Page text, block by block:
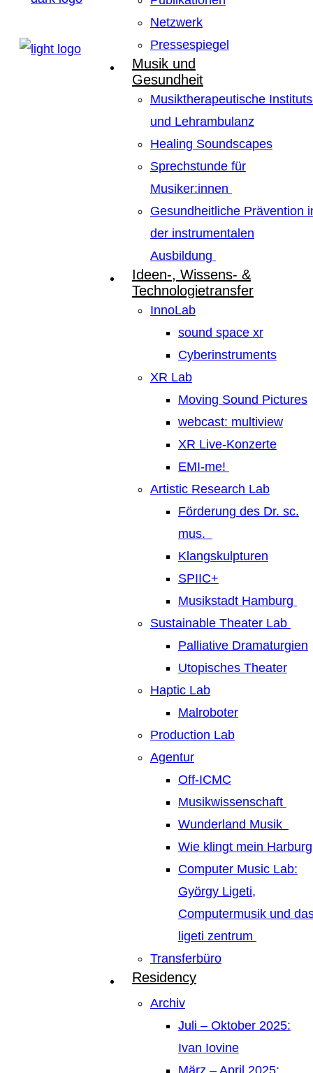
Netzwerk
Pressespiegel
Musik und
Gesundheit
Musiktherapeutische
und Lehrambulanz
Healing Soundscapes
Sprechstunde für
Musiker:innen
Gesundheitliche Prävention
der instrumentalen
Ausbildung
Ideen-, Wissens- &
Technologietransfer
InnoLab
sound space xr
Cyberinstruments
XR Lab
Moving Sound Pictures
webcast: multiview
XR Live-Konzerte
EMI-me!
Artistic Research Lab
Förderung des Dr. sc.
mus.
Klangskulpturen
SPIIC+
Musikstadt Hamburg
Sustainable Theater Lab
Palliative Dramaturgien
Utopisches Theater
Haptic Lab
Malroboter
Production Lab
Agentur
Off-ICMC
Musikwissenschaft
Wunderland Musik
Wie klingt mein Harburg
Computer Music Lab:
György Ligeti,
Computermusik und
ligeti zentrum
Transferbüro
Residency
Archiv
Juli – Oktober 2025:
Ivan Iovine
März – April 2025: